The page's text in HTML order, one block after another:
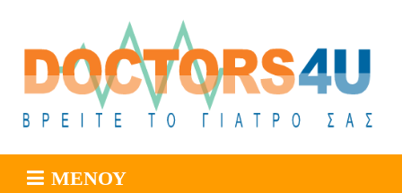
ΜΕΝΟΎ